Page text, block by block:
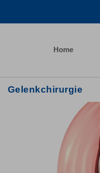
Home
Gelenkchirurgie